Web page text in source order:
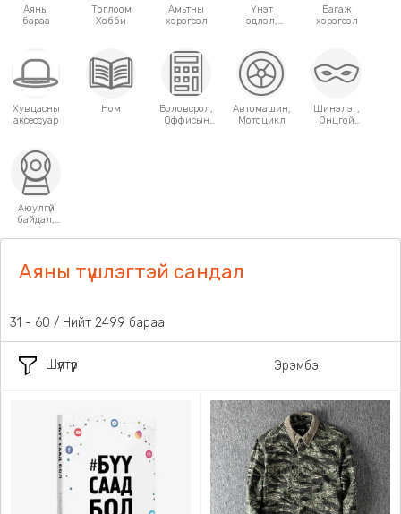
Аяны
бараа
Тоглоом
Хобби
Амьтны
хэрэгсэл
Үнэт
эдлэл,
Багаж
хэрэгсэл
Хувцасны
аксессуар
Ном
Боловсрол,
Оффисын
Автомашин,
Мотоцикл
Шинэлэг,
Онцгой
Аюулгүй
байдал,
Аяны түшлэгтэй сандал
Шүүлтүүр
31 - 60 / Нийт 2499 бараа
Эрэмбэ: